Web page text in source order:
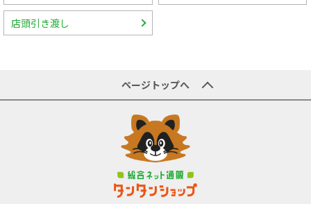
店頭引き渡し
ページトップへ